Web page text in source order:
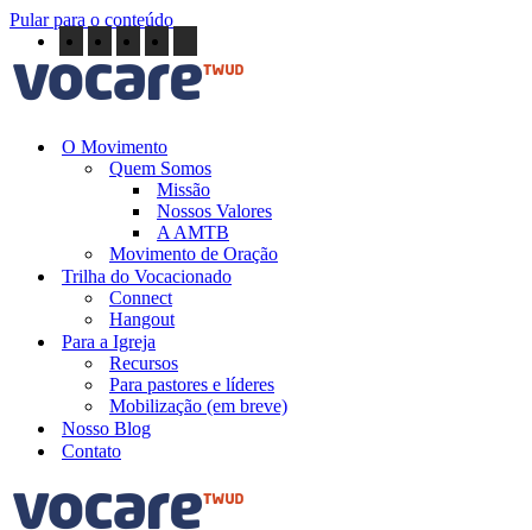
Pular para o conteúdo
O Movimento
Quem Somos
Missão
Nossos Valores
A AMTB
Movimento de Oração
Trilha do Vocacionado
Connect
Hangout
Para a Igreja
Recursos
Para pastores e líderes
Mobilização (em breve)
Nosso Blog
Contato